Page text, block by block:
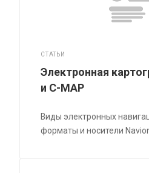
СТАТЬИ
Электронная
и C-MAP
Виды электронных
форматы и носители